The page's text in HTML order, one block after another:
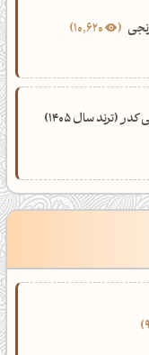
(ترند سال 1405)